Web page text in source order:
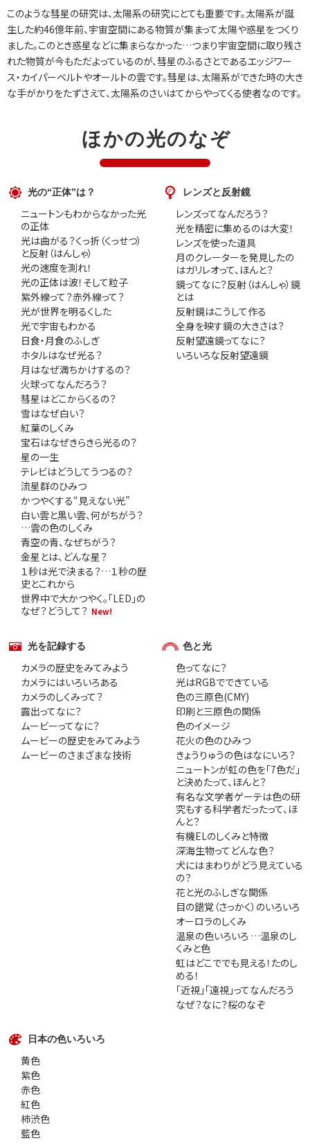
このような彗星の研究は、太陽系の研究にとても重要です。太陽系が誕
生した約46億年前、宇宙空間にある物質が集まって太陽や惑星をつくり
ました。このとき惑星などに集まらなかった…つまり宇宙空間に取り残さ
れた物質が今もただよっているのが、彗星のふるさとであるエッジワー
ス・カイパーベルトやオールトの雲です。彗星は、太陽系ができた時の大き
な手がかりをたずさえて、太陽系のさいはてからやってくる使者なのです。
ほかの光のなぞ
光の“正体”は？
ニュートンもわからなかった光
の正体
光は曲がる？くっ折（くっせつ）
と反射（はんしゃ）
光の速度を測れ！
光の正体は波！そして粒子
紫外線って？赤外線って？
光が世界を明るくした
光で宇宙もわかる
日食・月食のふしぎ
ホタルはなぜ光る？
月はなぜ満ちかけするの？
火球ってなんだろう？
彗星はどこからくるの？
雪はなぜ白い？
紅葉のしくみ
宝石はなぜきらきら光るの？
星の一生
テレビはどうしてうつるの？
流星群のひみつ
かつやくする“見えない光”
白い雲と黒い雲、何がちがう？
…雲の色のしくみ
青空の青、なぜちがう？
金星とは、どんな星？
１秒は光で決まる？…１秒の歴
史とこれから
世界中で大かつやく。「LED」の
なぜ？どうして？ New!
レンズと反射鏡
レンズってなんだろう？
光を精密に集めるのは大変！
レンズを使った道具
月のクレーターを発見したの
はガリレオって、ほんと？
鏡ってなに？反射（はんしゃ）鏡
とは
反射鏡はこうして作る
全身を映す鏡の大きさは？
反射望遠鏡ってなに？
いろいろな反射望遠鏡
光を記録する
カメラの歴史をみてみよう
カメラにはいろいろある
カメラのしくみって？
露出ってなに？
ムービーってなに？
ムービーの歴史をみてみよう
ムービーのさまざまな技術
色と光
色ってなに？
光はRGBでできている
色の三原色(CMY)
印刷と三原色の関係
色のイメージ
花火の色のひみつ
きょうりゅうの色はなにいろ？
ニュートンが虹の色を「7色だ」
と決めたって、ほんと？
有名な文学者ゲーテは色の研
究もする科学者だったって、ほ
んと？
有機ELのしくみと特徴
深海生物ってどんな色？
犬にはまわりがどう見えている
の？
花と光のふしぎな関係
目の錯覚（さっかく）のいろいろ
オーロラのしくみ
温泉の色いろいろ …温泉のし
くみと色
虹はどこででも見える！たのし
める！
「近視」「遠視」ってなんだろう
なぜ？なに？桜のなぞ
日本の色いろいろ
黄色
紫色
赤色
紅色
柿渋色
藍色